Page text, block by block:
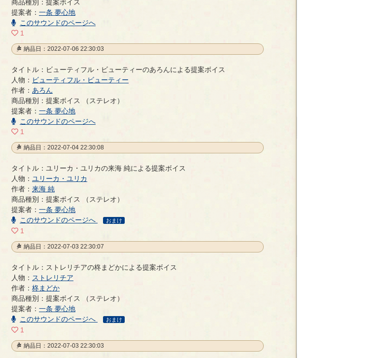
商品種別：提案ボイス
提案者： 一条 夢心地
このサウンドのページへ
1
納品日：2022-07-06 22:30:03
ビューティフル・ビューティーのあろんによる提案ボイス
タイトル：ビューティフル・ビューティーのあろんによる提案ボイス
人物： ビューティフル・ビューティー
作者： あろん
商品種別：提案ボイス （ステレオ）
提案者： 一条 夢心地
このサウンドのページへ
1
納品日：2022-07-04 22:30:08
ユリーカ・ユリカの来海 純による提案ボイス
タイトル：ユリーカ・ユリカの来海 純による提案ボイス
人物： ユリーカ・ユリカ
作者： 来海 純
商品種別：提案ボイス （ステレオ）
提案者： 一条 夢心地
このサウンドのページへ
おまけ
1
納品日：2022-07-03 22:30:07
ストレリチアの柊まどかによる提案ボイス
タイトル：ストレリチアの柊まどかによる提案ボイス
人物： ストレリチア
作者： 柊まどか
商品種別：提案ボイス （ステレオ）
提案者： 一条 夢心地
このサウンドのページへ
おまけ
1
納品日：2022-07-03 22:30:03